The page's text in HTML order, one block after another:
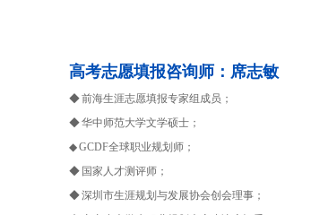
高考志愿填报咨询师：席志敏
◆ 前海生涯志愿填报专家组成员；
◆ 华中师范大学文学硕士；
◆ GCDF全球职业规划师；
◆ 国家人才测评师；
◆ 深圳市生涯规划与发展协会创会理事；